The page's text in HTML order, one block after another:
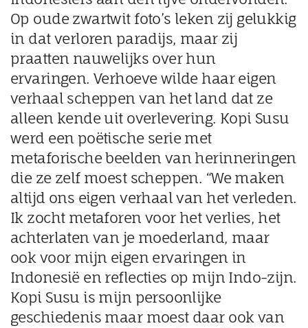
Op oude zwartwit foto’s leken zij gelukkig
in dat verloren paradijs, maar zij
praatten nauwelijks over hun
ervaringen. Verhoeve wilde haar eigen
verhaal scheppen van het land dat ze
alleen kende uit overlevering. Kopi Susu
werd een poëtische serie met
metaforische beelden van herinneringen
die ze zelf moest scheppen. “We maken
altijd ons eigen verhaal van het verleden.
Ik zocht metaforen voor het verlies, het
achterlaten van je moederland, maar
ook voor mijn eigen ervaringen in
Indonesië en reflecties op mijn Indo-zijn.
Kopi Susu is mijn persoonlijke
geschiedenis maar moest daar ook van